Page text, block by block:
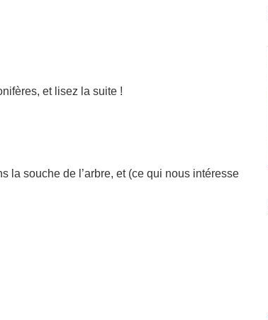
et lisez la suite !
la souche de l’arbre, et (ce qui nous intéresse